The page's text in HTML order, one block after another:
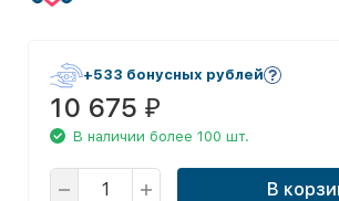
+533 бонусных рублей
10 675 ₽
В наличии более 100 шт.
В